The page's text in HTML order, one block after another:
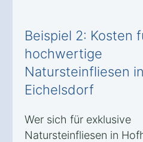
Beispiel 2: Kosten
hochwertige
Natursteinfliesen
Eichelsdorf
Wer sich für exklusive
Natursteinfliesen in